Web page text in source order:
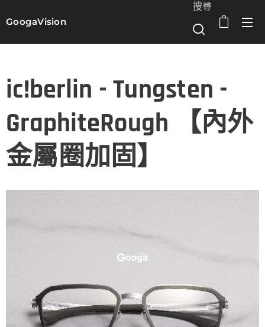
GoogaVision
搜尋
ic!berlin - Tungsten -
GraphiteRough 【內外
金屬圈加固】